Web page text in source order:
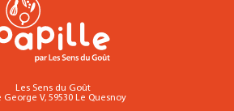
Les Sens du Goût
George V, 59530 Le Quesnoy